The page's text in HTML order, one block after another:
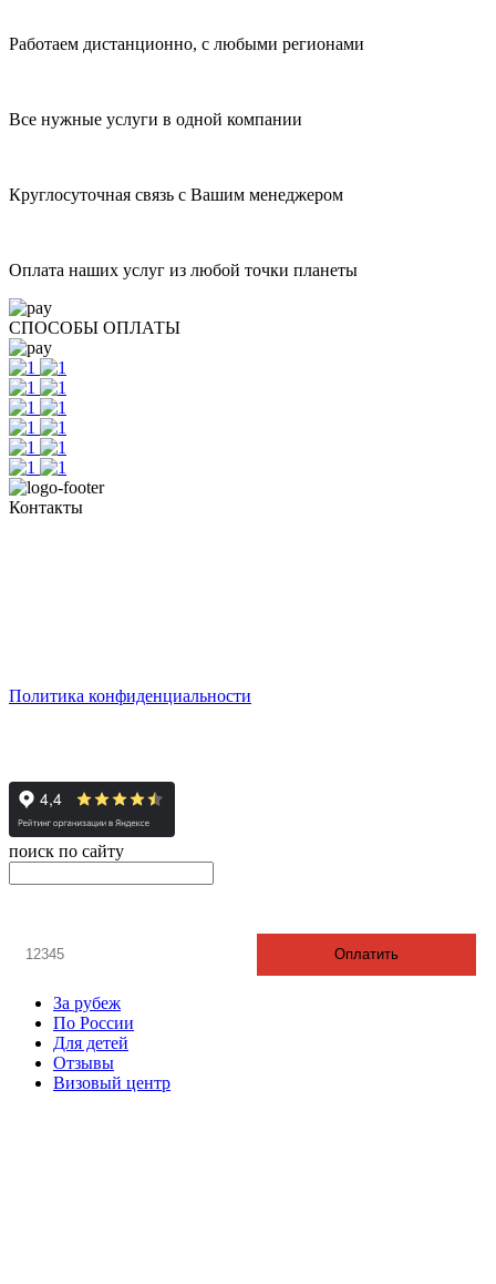
Обслуживаем частных, корпоративных, государственных
Все нужные услуги в одной компании
Круглосуточная связь с Вашим менеджером
г. Екатеринбург, ул. Шейнкмана, 111, 2 этаж
сб: по согласованию
Реестровый номер туроператора - РТО 022613
Политика конфиденциальности